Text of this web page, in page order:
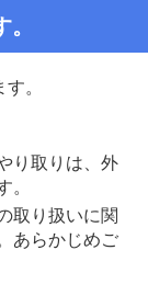
。
り取りは、外
取り扱いに関
あらかじめご